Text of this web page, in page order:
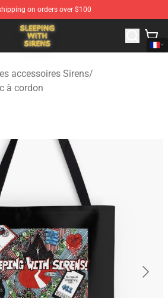
on orders over $100
Store - Official Sleeping With
accessoires Sirens/
à cordon